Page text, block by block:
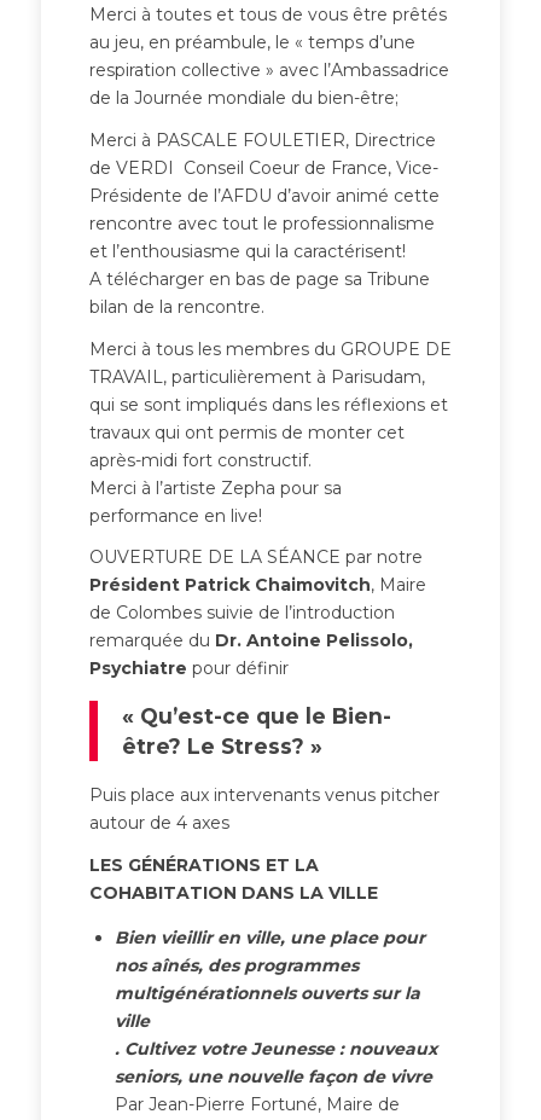
Merci à toutes et tous de vous être prêtés
au jeu, en préambule, le « temps d’une
respiration collective » avec l’Ambassadrice
de la Journée mondiale du bien-être;
Merci à PASCALE FOULETIER, Directrice
de VERDI Conseil Coeur de France, Vice-
Présidente de l’AFDU d’avoir animé cette
rencontre avec tout le professionnalisme
et l’enthousiasme qui la caractérisent!
A télécharger en bas de page sa Tribune
bilan de la rencontre.
Merci à tous les membres du GROUPE DE
TRAVAIL, particulièrement à Parisudam,
qui se sont impliqués dans les réflexions et
travaux qui ont permis de monter cet
après-midi fort constructif.
Merci à l’artiste Zepha pour sa
performance en live!
OUVERTURE DE LA SÉANCE par notre
Président Patrick Chaimovitch, Maire
de Colombes suivie de l’introduction
remarquée du Dr. Antoine Pelissolo,
Psychiatre pour définir
« Qu’est-ce que le Bien-
être? Le Stress? »
Puis place aux intervenants venus pitcher
autour de 4 axes
LES GÉNÉRATIONS ET LA
COHABITATION DANS LA VILLE
Bien vieillir en ville, une place pour
nos aînés, des programmes
multigénérationnels ouverts sur la
ville
. Cultivez votre Jeunesse : nouveaux
seniors, une nouvelle façon de vivre
Par Jean-Pierre Fortuné, Maire de